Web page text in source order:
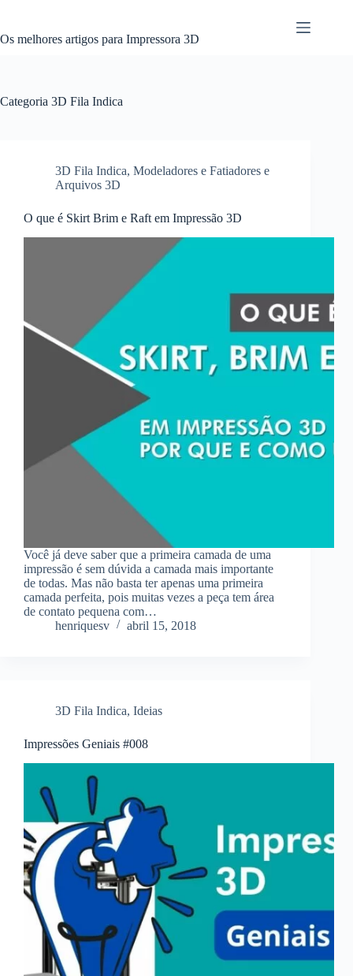
o
Os melhores artigos para Impressora 3D
Categoria 3D Fila Indica
3D Fila Indica, Modeladores e Fatiadores e
Arquivos 3D
O que é Skirt Brim e Raft em Impressão 3D
Você já deve saber que a primeira camada de uma
impressão é sem dúvida a camada mais importante
de todas. Mas não basta ter apenas uma primeira
camada perfeita, pois muitas vezes a peça tem área
de contato pequena com…
henriquesv
abril 15, 2018
3D Fila Indica, Ideias
Impressões Geniais #008